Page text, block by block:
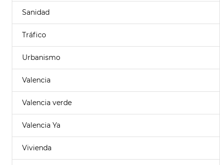
Sanidad
Tráfico
Urbanismo
Valencia
Valencia verde
Valencia Ya
Vivienda